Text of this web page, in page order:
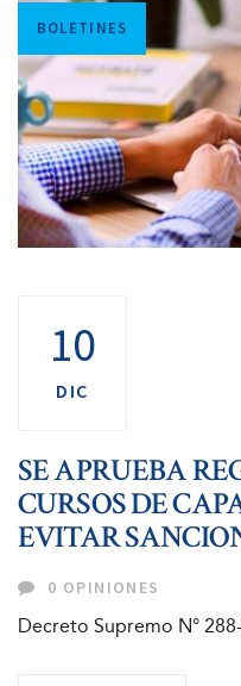
Tags
BOLETINES
10
DIC
SE APRUEBA
CURSOS DE
EVITAR
0 OPINIONES
Decreto Supremo N°